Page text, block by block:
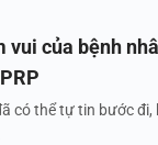
vui của bệnh
có thể tự tin bước đi,